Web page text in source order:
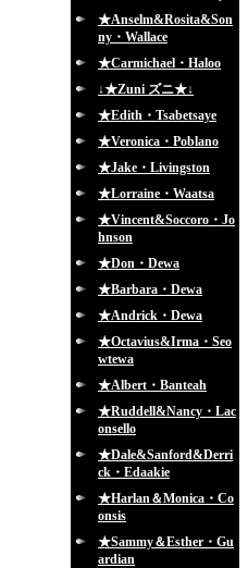
★Anselm&Rosita&Son
ny・Wallace
★Carmichael・Haloo
↓★Zuni ズニ★↓
★Edith・Tsabetsaye
★Veronica・Poblano
★Jake・Livingston
★Lorraine・Waatsa
★Vincent&Soccoro・Jo
hnson
★Don・Dewa
★Barbara・Dewa
★Andrick・Dewa
★Octavius&Irma・Seo
wtewa
★Albert・Banteah
★Ruddell&Nancy・Lac
onsello
★Dale&Sanford&Derri
ck・Edaakie
★Harlan＆Monica・Co
onsis
★Sammy＆Esther・Gu
ardian